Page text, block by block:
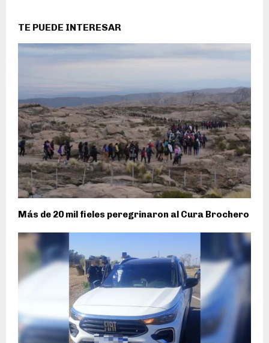
TE PUEDE INTERESAR
Más de 20 mil fieles peregrinaron al Cura Brochero